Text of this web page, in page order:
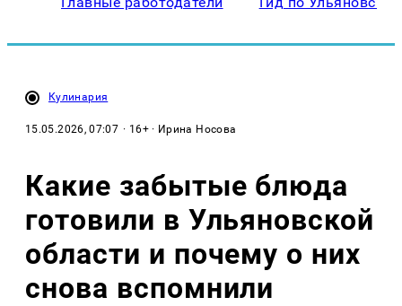
Кулинария
15.05.2026, 07:07 · 16+ · Ирина Носова
Какие забытые блюда
готовили в Ульяновской
области и почему о них
снова вспомнили